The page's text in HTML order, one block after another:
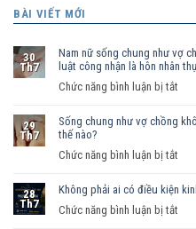
BÀI VIẾT MỚI
30
Th7
Nam nữ sống chung như vợ
luật công nhận là hôn nhân
Chức năng bình luận bị tắt
nữ
vợ
29
Th7
Sống chung như vợ chồng
thế nào?
Chức năng bình luận bị tắt
28
Th7
Không phải ai có điều kiện
Chức năng bình luận bị tắt